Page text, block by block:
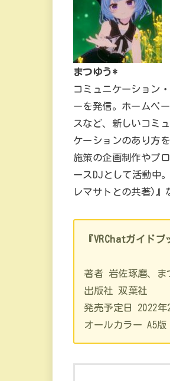
まつゆう*
コミュニケーション
ーを発信。ホームペ
スなど、新しいコミ
ケーションのあり方
施策の企画制作やプ
ースDJとして活動中
レマサトとの共著)』
『VRChatガイド
著者 岩佐琢磨、ま
出版社 双葉社
発売予定日 2022年
オールカラー A5版